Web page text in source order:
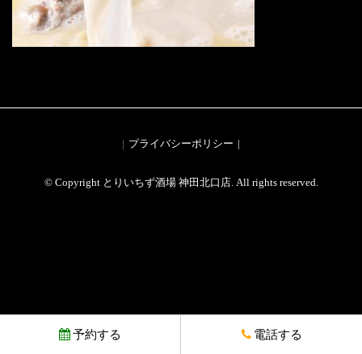
プライバシーポリシー
© Copyright とりいちず酒場 神田北口店. All rights reserved.
予約する 電話する